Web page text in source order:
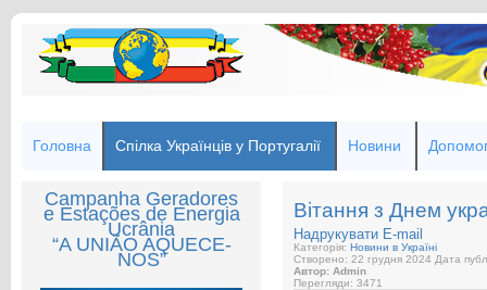
Головна Спілка Українців у Португалії Новини
Campanha Geradores
e Estações de Energia
Ucrânia
“A UNIÃO AQUECE-
NOS”
Вітання з Днем
Надрукувати E-mail
Категорія: Новини в Україні
Створено: 22 грудня 2024 Дата
Автор: Admin
Перегляди: 3471